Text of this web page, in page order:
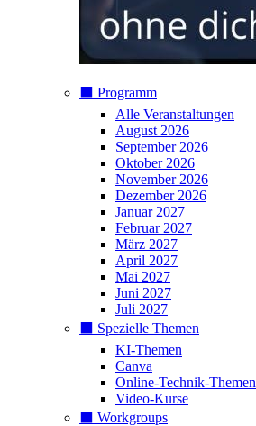
⬛️ Programm
Alle Veranstaltungen
August 2026
September 2026
Oktober 2026
November 2026
Dezember 2026
Januar 2027
Februar 2027
März 2027
April 2027
Mai 2027
Juni 2027
Juli 2027
⬛️ Spezielle Themen
KI-Themen
Canva
Online-Technik-Themen
Video-Kurse
⬛️ Workgroups